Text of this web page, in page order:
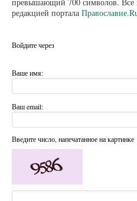
редакцией портала
Войдите через
Ваше имя:
Ваш email:
Введите число, напечатанное на картинке